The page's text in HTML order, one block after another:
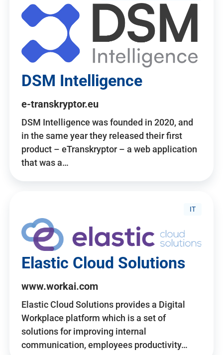
DSM Intelligence
e-transkryptor.eu
DSM Intelligence was founded in 2020, and
in the same year they released their first
product – eTranskryptor – a web application
that was a…
IT
Elastic Cloud Solutions
www.workai.com
Elastic Cloud Solutions provides a Digital
Workplace platform which is a set of
solutions for improving internal
communication, employees productivity…